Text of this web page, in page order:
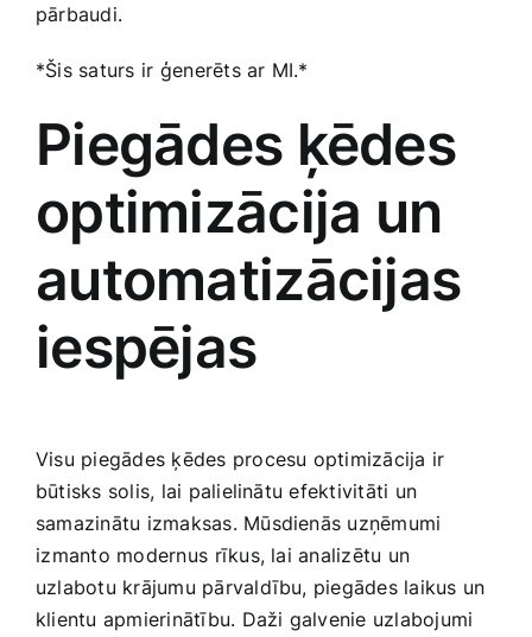
pārbaudi.
*Šis saturs ir ⁤ģenerēts ar MI.*
Piegādes ‍ķēdes
‌optimizācija un⁣
automatizācijas
iespējas
Visu piegādes ķēdes procesu optimizācija ir
būtisks solis, lai palielinātu efektivitāti un⁤
samazinātu izmaksas. Mūsdienās uzņēmumi
⁤izmanto modernus ⁤rīkus, ‍lai analizētu ​un‍
uzlabotu krājumu pārvaldību,‌ piegādes ​laikus un
klientu apmierinātību. Daži ‌galvenie uzlabojumi